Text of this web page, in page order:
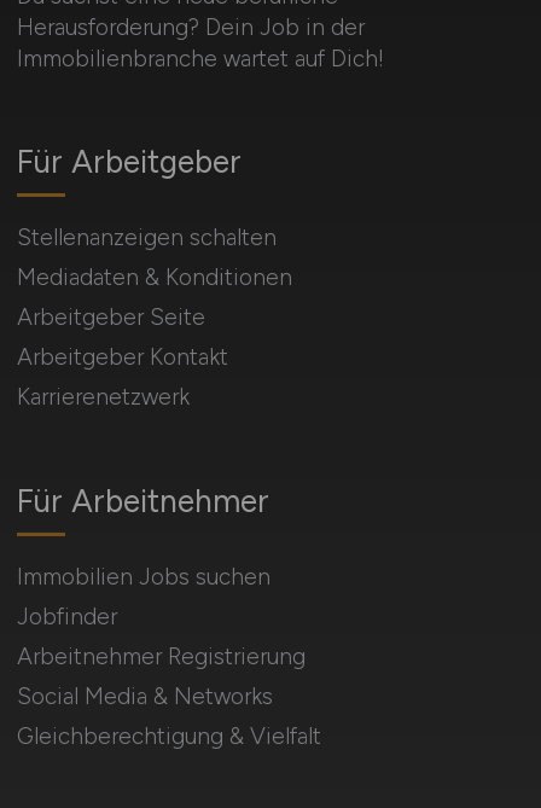
Herausforderung? Dein Job in der
Immobilienbranche wartet auf Dich!
Für Arbeitnehmer
Immobilien Jobs suchen
Jobfinder
Arbeitnehmer Registrierung
Social Media & Networks
Gleichberechtigung & Vielfalt
Für Arbeitgeber
Stellenanzeigen schalten
Mediadaten & Konditionen
Arbeitgeber Seite
Arbeitgeber Kontakt
Karrierenetzwerk